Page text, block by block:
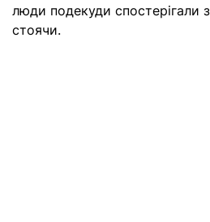
люди подекуди спостерігали
стоячи.